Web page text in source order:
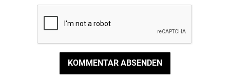
KOMMENTAR ABSENDEN